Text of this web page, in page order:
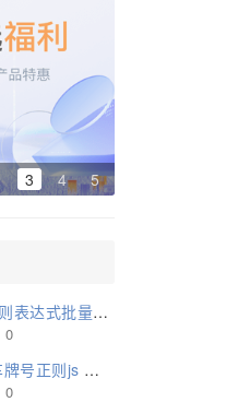
3 4 5
式批量替换内容
0
正则表达式参考
0